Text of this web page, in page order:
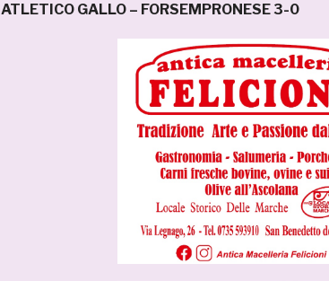
ATLETICO GALLO – FORSEMPRONESE 3-0